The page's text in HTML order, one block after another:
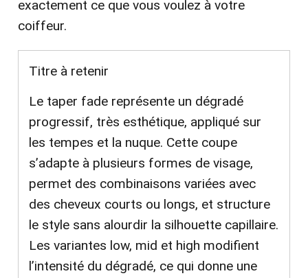
exactement ce que vous voulez à votre
coiffeur.
Titre à retenir
Le taper fade représente un dégradé
progressif, très esthétique, appliqué sur
les tempes et la nuque. Cette coupe
s’adapte à plusieurs formes de visage,
permet des combinaisons variées avec
des cheveux courts ou longs, et structure
le style sans alourdir la silhouette capillaire.
Les variantes low, mid et high modifient
l’intensité du dégradé, ce qui donne une